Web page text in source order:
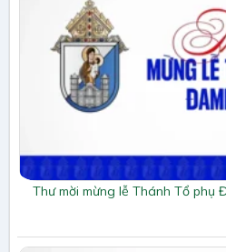
Thư mời mừng lễ Thánh Tổ phụ